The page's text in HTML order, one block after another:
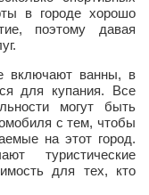
в городе хорошо
поэтому давая
включают ванны, в
для купания. Все
могут быть
с тем, чтобы
на этот город.
туристические
для тех, кто